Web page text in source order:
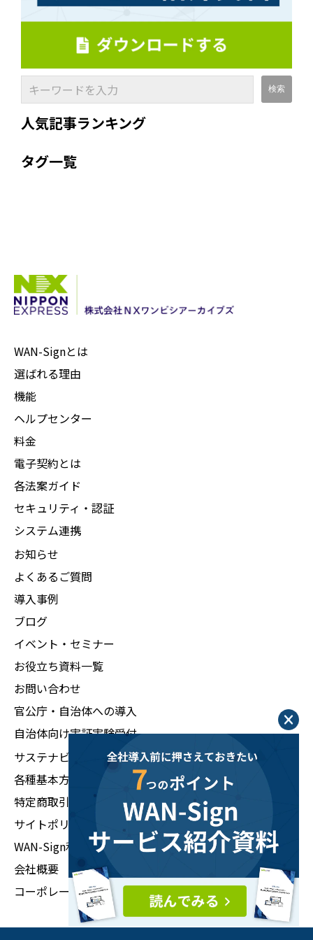
人気記事ランキング
タグ一覧
WAN-Signとは
選ばれる理由
機能
ヘルプセンター
料金
電子契約とは
各法案ガイド
セキュリティ・認証
システム連携
お知らせ
よくあるご質問
導入事例
ブログ
イベント・セミナー
お役立ち資料一覧
お問い合わせ
官公庁・自治体への導入
自治体向け実証実験受付
サステナビリティ
各種基本方針
特定商取引法に基づく表示
サイトポリシー
WAN-Sign利用規約
会社概要
コーポレートサイトへ